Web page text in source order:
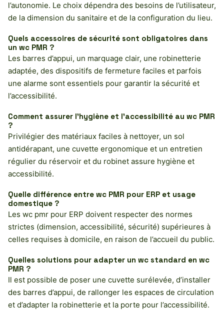
l’autonomie. Le choix dépendra des besoins de l’utilisateur,
de la dimension du sanitaire et de la configuration du lieu.
Quels accessoires de sécurité sont obligatoires dans
un wc PMR ?
Les barres d’appui, un marquage clair, une robinetterie
adaptée, des dispositifs de fermeture faciles et parfois
une alarme sont essentiels pour garantir la sécurité et
l’accessibilité.
Comment assurer l’hygiène et l’accessibilité au wc PMR
?
Privilégier des matériaux faciles à nettoyer, un sol
antidérapant, une cuvette ergonomique et un entretien
régulier du réservoir et du robinet assure hygiène et
accessibilité.
Quelle différence entre wc PMR pour ERP et usage
domestique ?
Les wc pmr pour ERP doivent respecter des normes
strictes (dimension, accessibilité, sécurité) supérieures à
celles requises à domicile, en raison de l’accueil du public.
Quelles solutions pour adapter un wc standard en wc
PMR ?
Il est possible de poser une cuvette surélevée, d’installer
des barres d’appui, de rallonger les espaces de circulation
et d’adapter la robinetterie et la porte pour l’accessibilité.